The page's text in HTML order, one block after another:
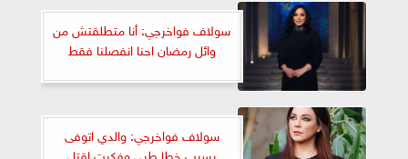
سولاف فواخرجي: أنا متطلقتش من
وائل رمضان احنا انفصلنا فقط
سولاف فواخرجي: والدي اتوفى
بسبب خطا طبي وفكرت اقتل